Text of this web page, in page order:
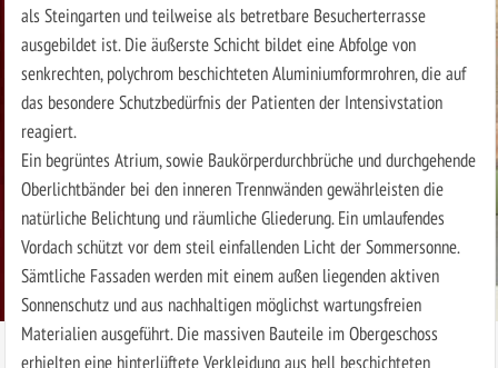
als Steingarten und teilweise als betretbare Besucherterrasse
ausgebildet ist. Die äußerste Schicht bildet eine Abfolge von
senkrechten, polychrom beschichteten Aluminiumformrohren, die auf
das besondere Schutzbedürfnis der Patienten der Intensivstation
reagiert.
Ein begrüntes Atrium, sowie Baukörperdurchbrüche und durchgehende
Oberlichtbänder bei den inneren Trennwänden gewährleisten die
natürliche Belichtung und räumliche Gliederung. Ein umlaufendes
Vordach schützt vor dem steil einfallenden Licht der Sommersonne.
Sämtliche Fassaden werden mit einem außen liegenden aktiven
Sonnenschutz und aus nachhaltigen möglichst wartungsfreien
Materialien ausgeführt. Die massiven Bauteile im Obergeschoss
erhielten eine hinterlüftete Verkleidung aus hell beschichteten